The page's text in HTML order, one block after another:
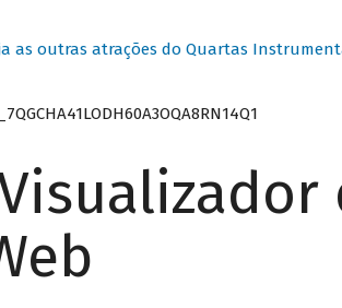
as outras atrações do Quartas